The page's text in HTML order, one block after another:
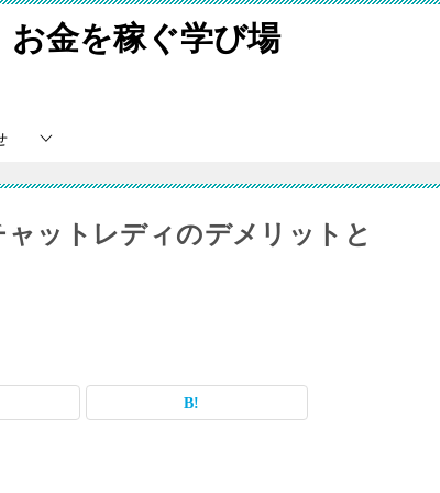
お金を稼ぐ学び場
ャットレディのデメリットと